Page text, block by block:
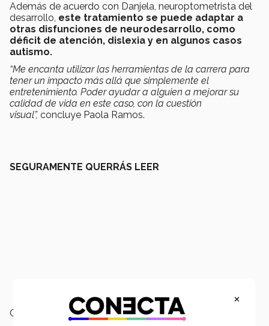
Además de acuerdo con Danjela, neuroptometrista del
desarrollo, este tratamiento se puede adaptar a
otras disfunciones de neurodesarrollo, como
déficit de atención, dislexia y en algunos casos
autismo.
“Me encanta utilizar las herramientas de la carrera para
tener un impacto más allá que simplemente el
entretenimiento. Poder ayudar a alguien a mejorar su
calidad de vida en este caso, con la cuestión
visual”, concluye Paola Ramos.
SEGURAMENTE QUERRÁS LEER
Campus:
×